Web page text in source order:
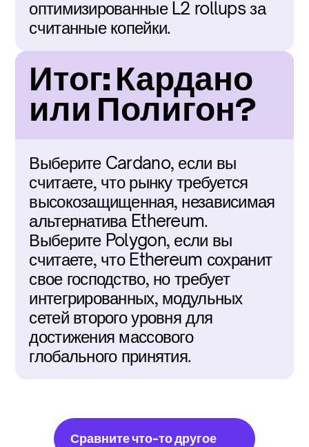
оптимизированные L2 rollups за
считанные копейки.
Итог: Кардано
или Полигон?
Выберите Cardano, если вы
считаете, что рынку требуется
высокозащищенная, независимая
альтернатива Ethereum.
Выберите Polygon, если вы
считаете, что Ethereum сохранит
свое господство, но требует
интегрированных, модульных
сетей второго уровня для
достижения массового
глобального принятия.
Сравните что-то другое